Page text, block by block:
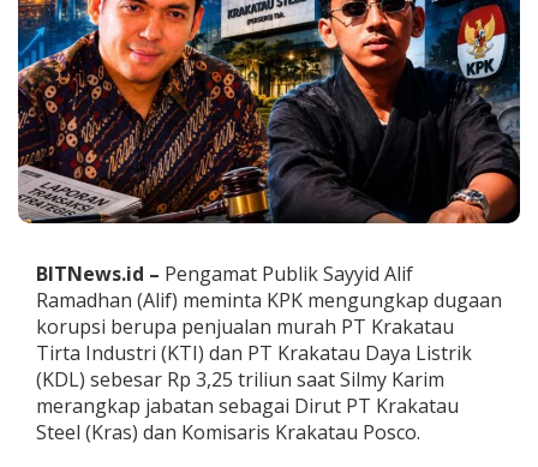
i
k
M
i
n
t
a
K
P
K
U
u
t
D
u
g
a
a
K
BITNews.id – Pengamat Publik Sayyid Alif
Ramadhan (Alif) meminta KPK mengungkap dugaan
korupsi berupa penjualan murah PT Krakatau
Tirta Industri (KTI) dan PT Krakatau Daya Listrik
(KDL) sebesar Rp 3,25 triliun saat Silmy Karim
merangkap jabatan sebagai Dirut PT Krakatau
Steel (Kras) dan Komisaris Krakatau Posco.